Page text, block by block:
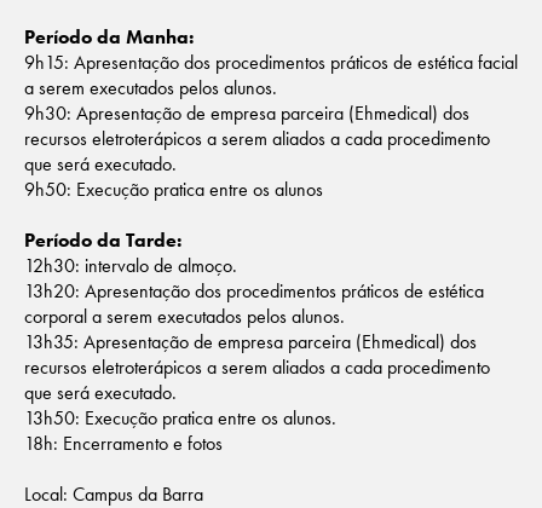
Período da Manha:
9h15: Apresentação dos procedimentos práticos de estética facial
a serem executados pelos alunos.
9h30: Apresentação de empresa parceira (Ehmedical) dos
recursos eletroterápicos a serem aliados a cada procedimento
que será executado.
9h50: Execução pratica entre os alunos
Período da Tarde:
12h30: intervalo de almoço.
13h20: Apresentação dos procedimentos práticos de estética
corporal a serem executados pelos alunos.
13h35: Apresentação de empresa parceira (Ehmedical) dos
recursos eletroterápicos a serem aliados a cada procedimento
que será executado.
13h50: Execução pratica entre os alunos.
18h: Encerramento e fotos
Local: Campus da Barra